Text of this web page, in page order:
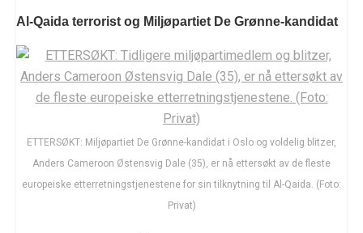
Al-Qaida terrorist og Miljøpartiet De Grønne-kandidat
ETTERSØKT: Miljøpartiet De Grønne-kandidat i Oslo og voldelig blitzer,
Anders Cameroon Østensvig Dale (35), er nå ettersøkt av de fleste
europeiske etterretningstjenestene for sin tilknytning til Al-Qaida. (Foto:
Privat)